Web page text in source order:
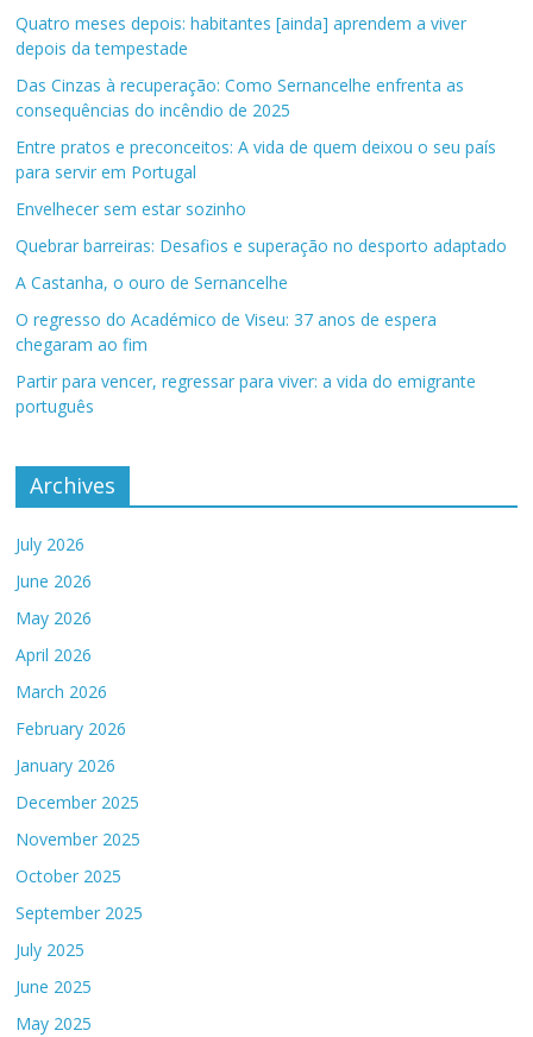
Quatro meses depois: habitantes [ainda] aprendem a viver
depois da tempestade
Das Cinzas à recuperação: Como Sernancelhe enfrenta as
consequências do incêndio de 2025
Entre pratos e preconceitos: A vida de quem deixou o seu país
para servir em Portugal
Envelhecer sem estar sozinho
Quebrar barreiras: Desafios e superação no desporto adaptado
A Castanha, o ouro de Sernancelhe
O regresso do Académico de Viseu: 37 anos de espera
chegaram ao fim
Partir para vencer, regressar para viver: a vida do emigrante
português
Archives
July 2026
June 2026
May 2026
April 2026
March 2026
February 2026
January 2026
December 2025
November 2025
October 2025
September 2025
July 2025
June 2025
May 2025